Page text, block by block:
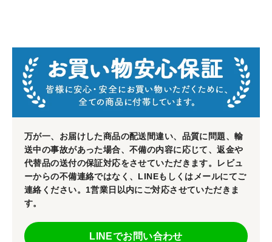
万が一、お届けした商品の配送間違い、品質に問題、輸
送中の事故があった場合、不備の内容に応じて、返金や
代替品の送付の保証対応をさせていただきます。レビュ
ーからの不備連絡ではなく、LINEもしくはメールにてご
連絡ください。1営業日以内にご対応させていただきま
す。
LINEでお問い合わせ